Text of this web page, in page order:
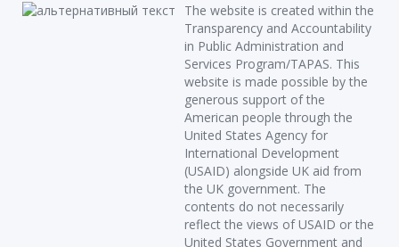
The website is created within the
Transparency and Accountability
in Public Administration and
Services Program/TAPAS. This
website is made possible by the
generous support of the
American people through the
United States Agency for
International Development
(USAID) alongside UK aid from
the UK government. The
contents do not necessarily
reflect the views of USAID or the
United States Government and